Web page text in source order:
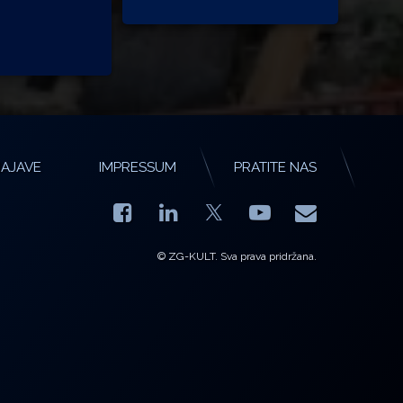
IMPRESSUM PRATITE NAS
Facebook
LinkedIn YouTube
E-mail
© ZG-KULT. Sva prava pridržana.